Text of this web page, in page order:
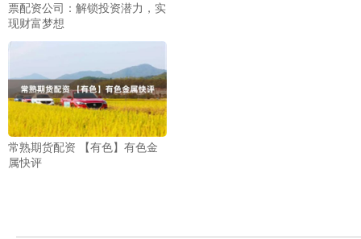
票配资公司：解锁投资潜力，实
现财富梦想
常熟期货配资 【有色】有色金
属快评